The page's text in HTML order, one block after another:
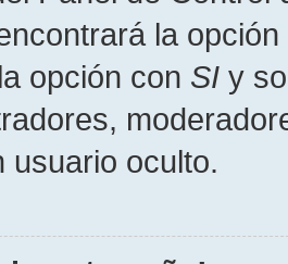
la opción
opción con SI y
usuario oculto.